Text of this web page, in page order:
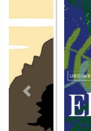
Previous